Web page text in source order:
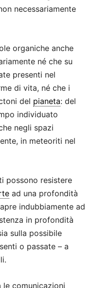
necessariamente
organiche anche
né che su
presenti nel
di vita, né che i
del pianeta: del
individuato
negli spazi
in meteoriti nel
possono resistere
ad una profondità
indubbiamente ad
in profondità
sulla possibile
o passate – a
comunicazioni